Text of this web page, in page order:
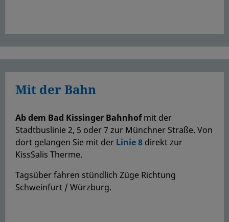
Mit der Bahn
Ab dem Bad Kissinger Bahnhofmit der
Stadtbuslinie 2, 5 oder 7 zur Münchner Straße. Von
dort gelangen Sie mit der Linie 8 direkt zur
KissSalis Therme.
Tagsüber fahren stündlich Züge Richtung
Schweinfurt / Würzburg.